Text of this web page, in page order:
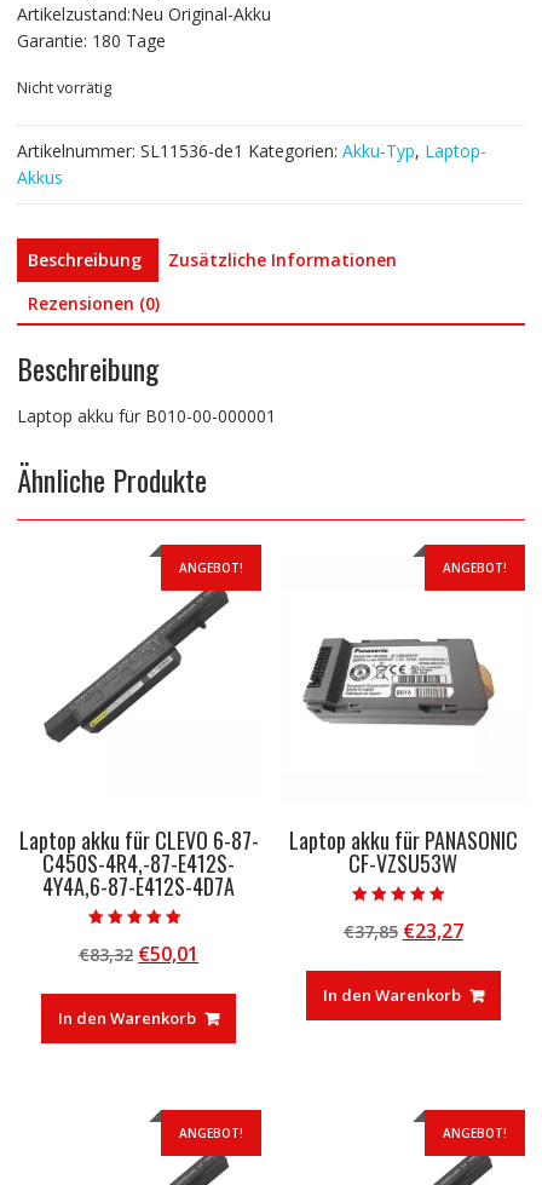
Artikelzustand:Neu Original-Akku
Garantie: 180 Tage
Nicht vorrätig
Artikelnummer: SL11536-de1 Kategorien: Akku-Typ, Laptop-
Akkus
Beschreibung
Zusätzliche Informationen
Rezensionen (0)
Beschreibung
Laptop akku für B010-00-000001
Ähnliche Produkte
ANGEBOT!
Laptop akku für CLEVO 6-87-
C450S-4R4,-87-E412S-
4Y4A,6-87-E412S-4D7A
5.00
von 5
€83,32 Ursprünglicher
war:
€83,32
€50,01
ist:
€50,01.
In den Warenkorb
ANGEBOT!
Laptop akku für PANASONIC
CF-VZSU53W
5.00
von 5
€37,85 Ursprünglicher
war:
€37,85
€23,27
ist:
€23,27.
In den Warenkorb
ANGEBOT! ANGEBOT!